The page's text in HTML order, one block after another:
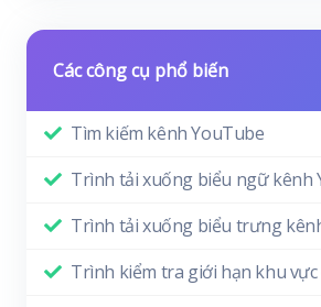
Các công cụ phổ biến
Tìm kiếm kênh YouTube
Trình tải xuống biểu ngữ kênh
Trình tải xuống biểu trưng
Trình kiểm tra giới hạn khu vực